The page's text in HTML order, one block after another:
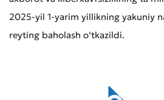
2025-yil 1-yarim yillikning yakuniy
reyting baholash o‘tkazildi.